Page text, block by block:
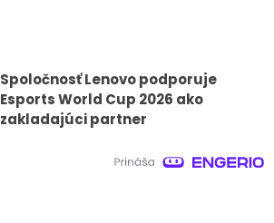
Spoločnosť Lenovo podporuje
Esports World Cup 2026 ako
zakladajúci partner